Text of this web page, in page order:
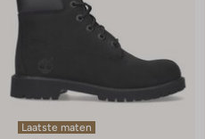
Laatste maten